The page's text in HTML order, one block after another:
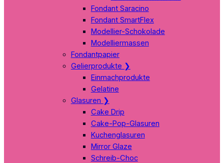
Fondant Saracino
Fondant SmartFlex
Modellier-Schokolade
Modelliermassen
Fondantpapier
Gelierprodukte ❯
Einmachprodukte
Gelatine
Glasuren ❯
Cake Drip
Cake-Pop-Glasuren
Kuchenglasuren
Mirror Glaze
Schreib-Choc